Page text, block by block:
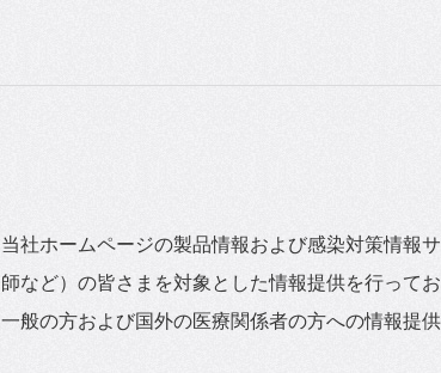
当社ホームページの製品情報および感染対策情報
師など）の皆さまを対象とした情報提供を行ってお
一般の方および国外の医療関係者の方への情報提